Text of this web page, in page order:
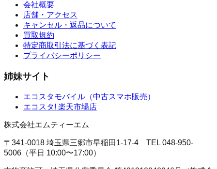
会社概要
店舗・アクセス
キャンセル・返品について
買取規約
特定商取引法に基づく表記
プライバシーポリシー
姉妹サイト
エコスタモバイル （中古スマホ販売）
エコスタ! 楽天市場店
株式会社エムティーエム
〒341-0018 埼玉県三郷市早稲田1-17-4 TEL 048-950-
5006 （平日 10:00〜17:00）